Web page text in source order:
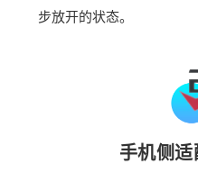
步放开的状态。
手机侧